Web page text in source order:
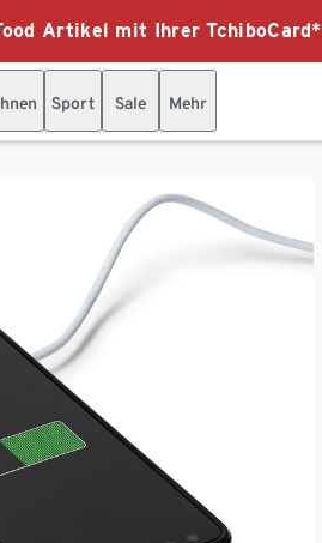
Artikel mit Ihrer TchiboCard*
Sport Sale Mehr